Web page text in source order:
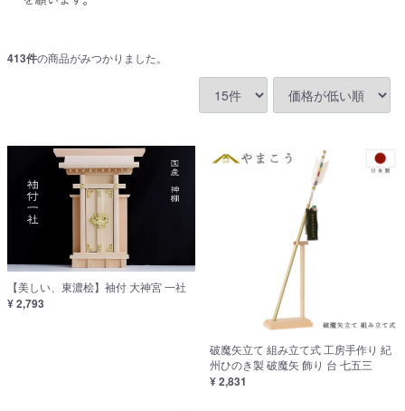
413件の商品がみつかりました。
【美しい、東濃桧】袖付 大神宮 一社
¥ 2,793
破魔矢立て 組み立て式 工房手作り 紀
州ひのき製 破魔矢 飾り 台 七五三
¥ 2,831